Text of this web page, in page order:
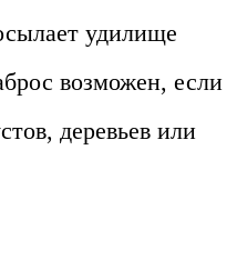
удилище
возможен, если
деревьев или